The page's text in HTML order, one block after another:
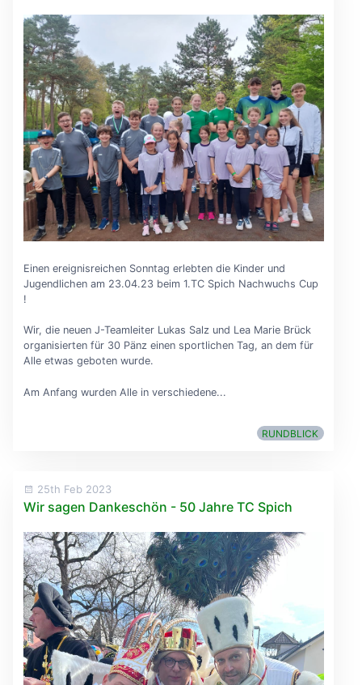
Einen ereignisreichen Sonntag erlebten die Kinder und
Jugendlichen am 23.04.23 beim 1.TC Spich Nachwuchs Cup
!
Wir, die neuen J-Teamleiter Lukas Salz und Lea Marie Brück
organisierten für 30 Pänz einen sportlichen Tag, an dem für
Alle etwas geboten wurde.
Am Anfang wurden Alle in verschiedene...
RUNDBLICK
25th Feb 2023
Wir sagen Dankeschön - 50 Jahre TC Spich